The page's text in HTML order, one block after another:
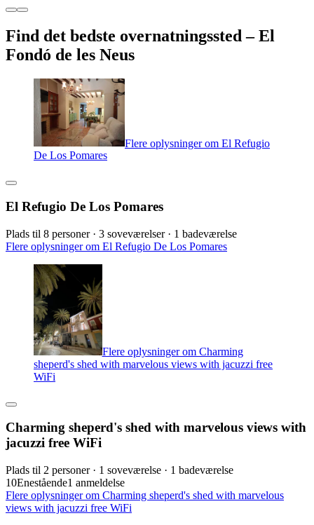
Find det bedste overnatningssted – El
Fondó de les Neus
Flere oplysninger om El Refugio
De Los Pomares
El Refugio De Los Pomares
Plads til 8 personer · 3 soveværelser · 1 badeværelse
Flere oplysninger om El Refugio De Los Pomares
Flere oplysninger om Charming
sheperd's shed with marvelous views with jacuzzi free
WiFi
Charming sheperd's shed with marvelous views with
jacuzzi free WiFi
Plads til 2 personer · 1 soveværelse · 1 badeværelse
10Enestående1 anmeldelse
Flere oplysninger om Charming sheperd's shed with marvelous
views with jacuzzi free WiFi